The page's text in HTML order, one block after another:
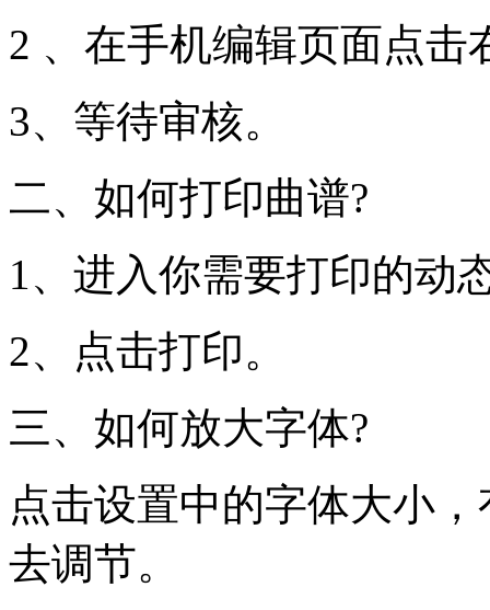
2 、在手机编辑页面点击
3、等待审核。
二、如何打印曲谱?
1、进入你需要打印的动
2、点击打印。
三、如何放大字体?
点击设置中的字体大小
去调节。